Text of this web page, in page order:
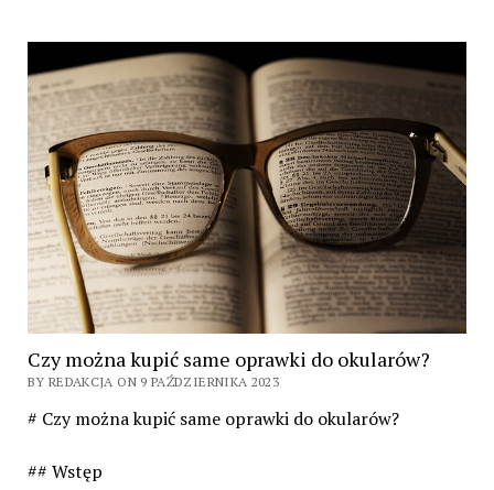
Czy można kupić same oprawki do okularów?
BY REDAKCJA ON 9 PAŹDZIERNIKA 2023
# Czy można kupić same oprawki do okularów?
## Wstęp